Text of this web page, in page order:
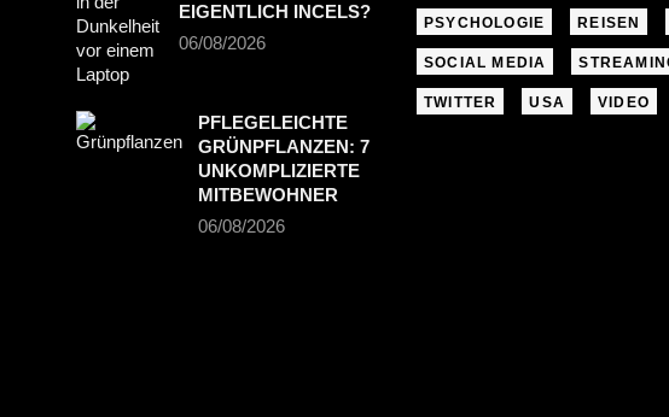
EIGENTLICH INCELS?
06/08/2026
PFLEGELEICHTE
GRÜNPFLANZEN: 7
UNKOMPLIZIERTE
MITBEWOHNER
06/08/2026
PSYCHOLOGIE REISEN
SOCIAL MEDIA
TWITTER USA VIDEO